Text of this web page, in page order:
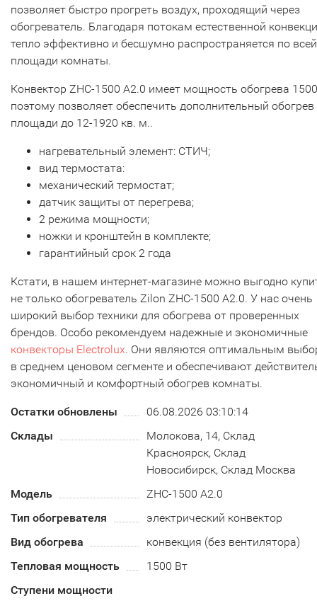
позволяет быстро прогреть воздух, проходящий через
обогреватель. Благодаря потокам естественной
тепло эффективно и бесшумно распространяется по всей
площади комнаты.
Конвектор ZHC-1500 А2.0 имеет мощность обогрева
поэтому позволяет обеспечить дополнительный обогрев
площади до 12-1920 кв. м..
нагревательный элемент: СТИЧ;
вид термостата:
механический термостат;
датчик защиты от перегрева;
2 режима мощности;
ножки и кронштейн в комплекте;
гарантийный срок 2 года
Кстати, в нашем интернет-магазине можно выгодно
не только обогреватель Zilon ZHC-1500 А2.0. У нас очень
широкий выбор техники для обогрева от проверенных
брендов. Особо рекомендуем надежные и экономичные
конвекторы Electrolux. Они являются оптимальным
в среднем ценовом сегменте и обеспечивают
экономичный и комфортный обогрев комнаты.
Остатки обновлены
06.08.2026 03:10:14
Склады
Молокова, 14, Склад
Красноярск, Склад
Новосибирск, Склад Москва
Модель
ZHC-1500 А2.0
Тип обогревателя
электрический конвектор
Вид обогрева
конвекция (без вентилятора)
Тепловая мощность
1500 Вт
Ступени мощности